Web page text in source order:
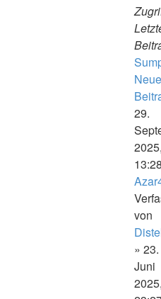
29.
2025,
13:28
von
» 23.
Juni
2025,